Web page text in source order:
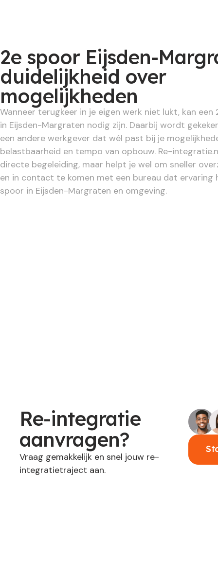
2e spoor Eijsden-
duidelijkheid over
mogelijkheden
Wanneer terugkeer in je eigen werk niet lukt, kan
in Eijsden-Margraten nodig zijn. Daarbij wordt
een andere werkgever dat wél past bij je
belastbaarheid en tempo van opbouw. Re-
directe begeleiding, maar helpt je wel om sneller
en in contact te komen met een bureau dat ervaring
spoor in Eijsden-Margraten en omgeving.
Re-integratie
aanvragen?
Vraag gemakkelijk en snel jouw re-
integratietraject aan.